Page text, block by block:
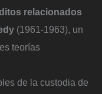
relacionados
(1961-1963), un
teorías
de la custodia de